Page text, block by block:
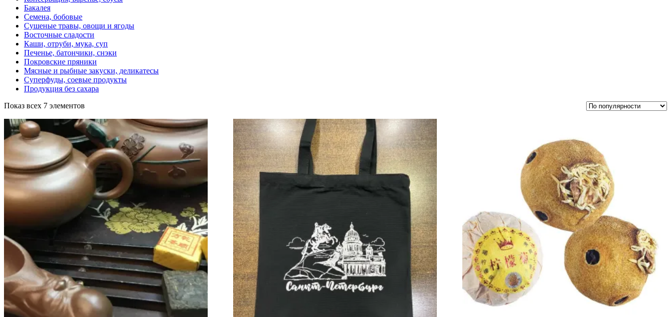
Бакалея
Семена, бобовые
Сушеные травы, овощи и ягоды
Восточные сладости
Каши, отруби, мука, суп
Печенье, батончики, снэки
Покровские пряники
Мясные и рыбные закуски, деликатесы
Суперфуды, соевые продукты
Продукция без сахара
Показ всех 7 элементов